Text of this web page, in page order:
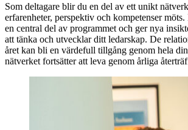
Som deltagare blir du en del av ett unikt
erfarenheter, perspektiv och kompetenser
en central del av programmet och ger nya
att tänka och utvecklar ditt ledarskap. De
året kan bli en värdefull tillgång genom hela
nätverket fortsätter att leva genom årliga